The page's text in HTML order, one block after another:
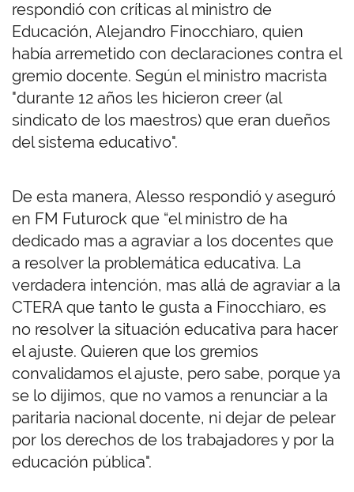
respondió con críticas al ministro de
Educación, Alejandro Finocchiaro, quien
había arremetido con declaraciones contra el
gremio docente. Según el ministro macrista
"durante 12 años les hicieron creer (al
sindicato de los maestros) que eran dueños
del sistema educativo".
De esta manera, Alesso respondió y aseguró
en FM Futurock que “el ministro de ha
dedicado mas a agraviar a los docentes que
a resolver la problemática educativa. La
verdadera intención, mas allá de agraviar a la
CTERA que tanto le gusta a Finocchiaro, es
no resolver la situación educativa para hacer
el ajuste. Quieren que los gremios
convalidamos el ajuste, pero sabe, porque ya
se lo dijimos, que no vamos a renunciar a la
paritaria nacional docente, ni dejar de pelear
por los derechos de los trabajadores y por la
educación pública".